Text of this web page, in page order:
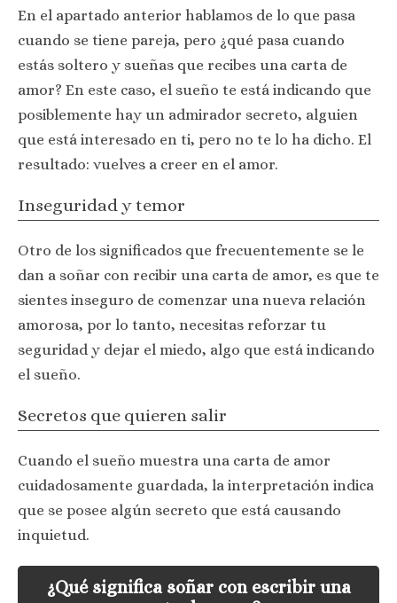
En el apartado anterior hablamos de lo que pasa
cuando se tiene pareja, pero ¿qué pasa cuando
estás soltero y sueñas que recibes una carta de
amor? En este caso, el sueño te está indicando que
posiblemente hay un admirador secreto, alguien
que está interesado en ti, pero no te lo ha dicho. El
resultado: vuelves a creer en el amor.
Inseguridad y temor
Otro de los significados que frecuentemente se le
dan a soñar con recibir una carta de amor, es que te
sientes inseguro de comenzar una nueva relación
amorosa, por lo tanto, necesitas reforzar tu
seguridad y dejar el miedo, algo que está indicando
el sueño.
Secretos que quieren salir
Cuando el sueño muestra una carta de amor
cuidadosamente guardada, la interpretación indica
que se posee algún secreto que está causando
inquietud.
¿Qué significa soñar con escribir una